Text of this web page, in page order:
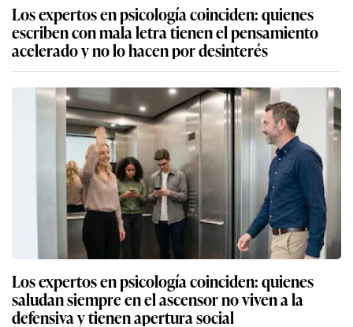
Los expertos en psicología coinciden: quienes
escriben con mala letra tienen el pensamiento
acelerado y no lo hacen por desinterés
Los expertos en psicología coinciden: quienes
saludan siempre en el ascensor no viven a la
defensiva y tienen apertura social